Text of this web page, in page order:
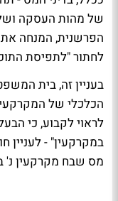
של מהות העסקה ושל
הפרשנית, המנחה את
לחתור "לתפיסת
בעניין זה, בית
הכלכלי של
לראוי לקבוע, כי
מס שבח מקרקעין נ' בן עמי